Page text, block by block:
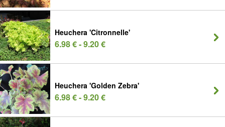
Heuchera 'Citronnelle'
6.98 € - 9.20 €
Heuchera 'Golden Zebra'
6.98 € - 9.20 €